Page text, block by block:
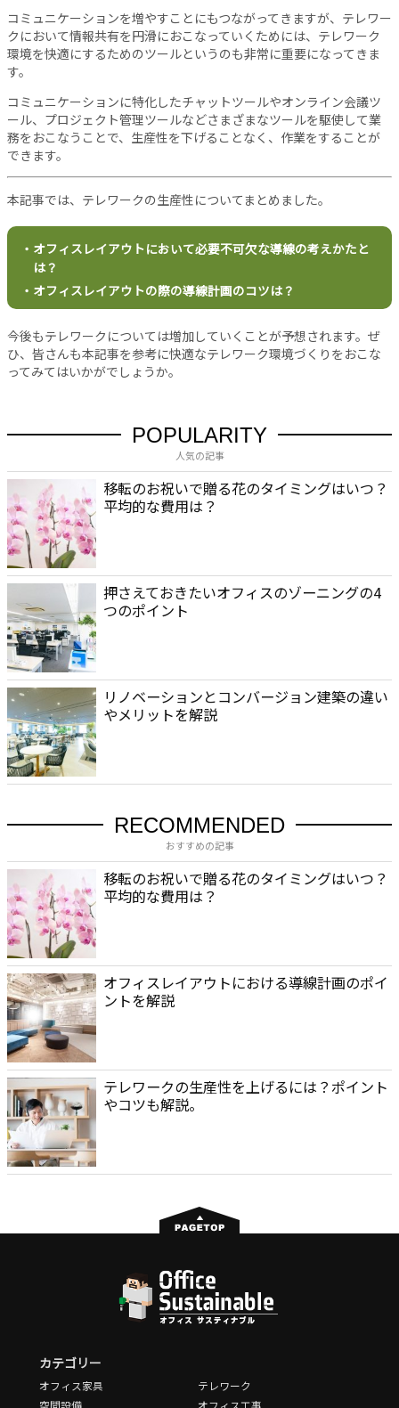
営
会
社
利
規
約
プ
ラ
イ
バ
シ
ー
リ
シ
ー
お
問
わ
コミュニケーションを増やすことにもつながってきますが、テレワー
クにおいて情報共有を円滑におこなっていくためには、テレワーク
環境を快適にするためのツールというのも非常に重要になってきま
す。
コミュニケーションに特化したチャットツールやオンライン会議ツ
ール、プロジェクト管理ツールなどさまざまなツールを駆使して業
務をおこなうことで、生産性を下げることなく、作業をすることが
できます。
本記事では、テレワークの生産性についてまとめました。
・オフィスレイアウトにおいて必要不可欠な導線の考えかたと
は？
・オフィスレイアウトの際の導線計画のコツは？
今後もテレワークについては増加していくことが予想されます。ぜ
ひ、皆さんも本記事を参考に快適なテレワーク環境づくりをおこな
ってみてはいかがでしょうか。
POPULARITY
人気の記事
移転のお祝いで贈る花のタイミングはいつ？
平均的な費用は？
押さえておきたいオフィスのゾーニングの4
つのポイント
リノベーションとコンバージョン建築の違い
やメリットを解説
RECOMMENDED
おすすめの記事
移転のお祝いで贈る花のタイミングはいつ？
平均的な費用は？
オフィスレイアウトにおける導線計画のポイ
ントを解説
テレワークの生産性を上げるには？ポイント
やコツも解説。
カテゴリー
オフィス家具
テレワーク